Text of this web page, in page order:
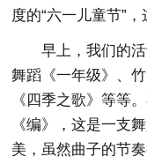
度的“六一儿童节”
早上，我们的
舞蹈《一年级》、
《四季之歌》等等
《编》，这是一支
美，虽然曲子的节